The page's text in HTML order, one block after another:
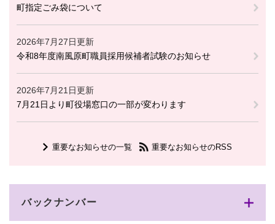
町指定ごみ袋について
2026年7月27日更新
令和8年度南風原町職員採用候補者試験のお知らせ
2026年7月21日更新
7月21日より町役場窓口の一部が変わります
重要なお知らせの一覧 重要なお知らせのRSS
バックナンバー